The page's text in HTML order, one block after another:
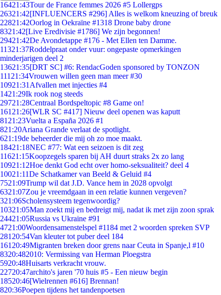
16421:43Tour de France femmes 2026 #5 Lollergps
26321:42[INFLUENCERS #296] Alles is welkom kneuzing of breuk
22821:42Oorlog in Oekraïne #1318 Drone baby drone
8321:42[Live Eredivisie #1786] We zijn begonnen!
29421:42De Avondetappe #176 - Met Ellen ten Damme.
11321:37Roddelpraat onder vuur: ongepaste opmerkingen
minderjarigen deel 2
13621:35[DRT SC] #6: RendacGoden sponsored by TONZON
111 21:34Vrouwen willen geen man meer #30
10921:31 Afvallen met injecties #4
1421:29Ik rook nog steeds
29721:28Centraal Bordspeltopic #8 Game on!
161 21:26[WLR SC #417] Nieuw deel openen was kaputt
81 21:23Vuelta a España 2026 #1
821:20Ariana Grande verlaat de spotlight.
621:19de beheerder die mij oh zo moe maakt.
18421:18NEC #77: Wat een seizoen is dit zeg
11621:15Koopzegels sparen bij AH duurt straks 2x zo lang
10921:12Hoe denkt God echt over homo-seksualiteit? deel 4
10021:11De Schatkamer van Beeld & Geluid #4
7521:09Trump wil dat J.D. Vance hem in 2028 opvolgt
6321:07Zou je vreemdgaan in een relatie kunnen vergeven?
321:06Scholensysteem tegenwoordig?
10321:05Man zoekt mij en bedreigt mij, nadat ik met zijn zoon sprak
24421:05Russia vs Ukraine #91
4721:00Woordensamenstelspel #1184 met 2 woorden spreken SVP
281 20:54Van kleuter tot puber deel 184
161 20:49Migranten breken door grens naar Ceuta in Spanje,l #10
8320:482010: Vermissing van Herman Ploegstra
5920:48Huisarts verkracht vrouw.
22720:47archito's jaren '70 huis #5 - Een nieuw begin
18520:46[Wielrennen #616] Brennan!
820:36Poepen tijdens het tandenpoetsen